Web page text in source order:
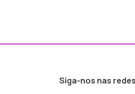
Siga-nos nas